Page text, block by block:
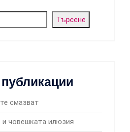
Търсене
смазват
човешката илюзия